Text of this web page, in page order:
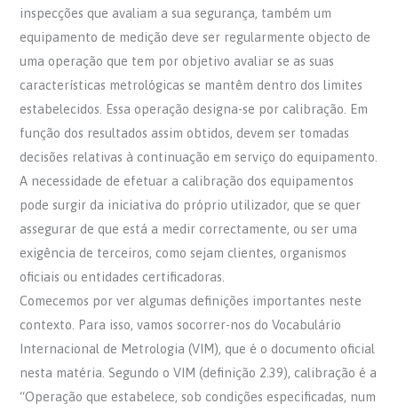
inspecções que avaliam a sua segurança, também um
equipamento de medição deve ser regularmente objecto de
uma operação que tem por objetivo avaliar se as suas
características metrológicas se mantêm dentro dos limites
estabelecidos. Essa operação designa-se por calibração. Em
função dos resultados assim obtidos, devem ser tomadas
decisões relativas à continuação em serviço do equipamento.
A necessidade de efetuar a calibração dos equipamentos
pode surgir da iniciativa do próprio utilizador, que se quer
assegurar de que está a medir correctamente, ou ser uma
exigência de terceiros, como sejam clientes, organismos
oficiais ou entidades certificadoras.
Comecemos por ver algumas definições importantes neste
contexto. Para isso, vamos socorrer-nos do Vocabulário
Internacional de Metrologia (VIM), que é o documento oficial
nesta matéria. Segundo o VIM (definição 2.39), calibração é a
“Operação que estabelece, sob condições especificadas, num